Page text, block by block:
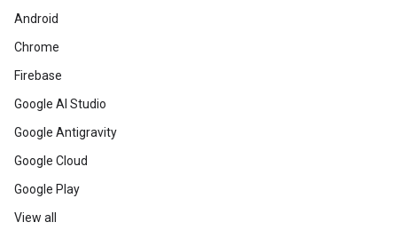
Android
Chrome
Firebase
Google AI Studio
Google Antigravity
Google Cloud
Google Play
View all